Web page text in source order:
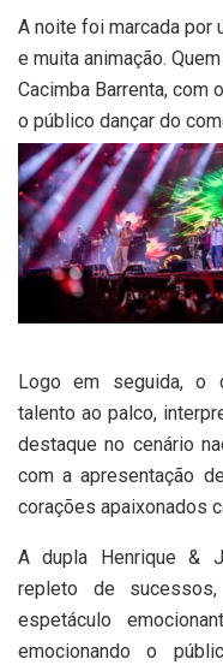
A noite foi marcada por
e muita animação.
Cacimba Barrenta, com
o público dançar do
Logo em seguida, o
talento ao palco,
destaque no cenário
com a apresentação
corações apaixonados
A dupla Henrique &
repleto de
espetáculo
emocionando o